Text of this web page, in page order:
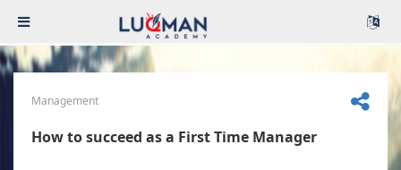
Management
How to succeed as a First Time Manager